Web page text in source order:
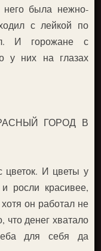
него была нежно-
с лейкой по
И горожане с
у них на глазах
ГОРОД В
цветок. И цветы у
росли красивее,
он работал не
что денег хватало
для себя да